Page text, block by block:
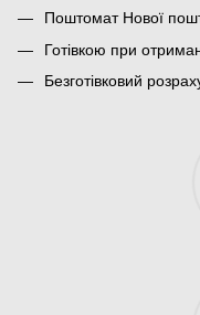
Поштомат Нової
Готівкою при
Безготівковий